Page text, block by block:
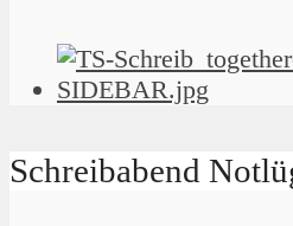
Schreibabend